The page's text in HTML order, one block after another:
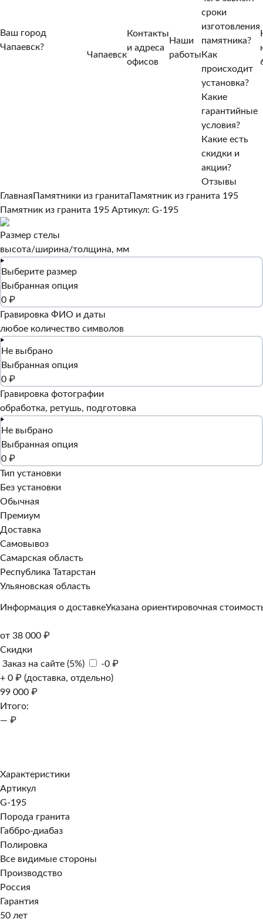
Ваш город
Чапаевск?
Чапаевск
Контакты
и адреса
офисов
Наши
работы
сроки
изготовления
памятника?
Как
происходит
установка?
Какие
гарантийные
условия?
Какие есть
скидки и
акции?
Отзывы
Главная Памятники из гранита Памятник из гранита 195
Памятник из гранита 195 Артикул: G-195
Размер стелы
высота/ширина/толщина, мм
Выберите размер
Выбранная опция
0 ₽
Гравировка ФИО и даты
любое количество символов
Не выбрано
Выбранная опция
0 ₽
Гравировка фотографии
обработка, ретушь, подготовка
Не выбрано
Выбранная опция
0 ₽
Тип установки
Без установки
Обычная
Премиум
Доставка
Самовывоз
Самарская область
Республика Татарстан
Ульяновская область
Информация о доставкеУказана ориентировочная
от 38 000 ₽
Скидки
Заказ на сайте (5%)
-0 ₽
+ 0 ₽ (доставка, отдельно)
99 000 ₽
Итого:
— ₽
Характеристики
Артикул
G-195
Порода гранита
Габбро-диабаз
Полировка
Все видимые стороны
Производство
Россия
Гарантия
50 лет